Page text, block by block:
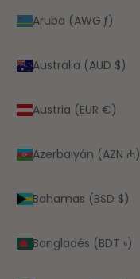
Aruba (AWG ƒ)
Australia (AUD $)
Austria (EUR €)
Azerbaiyán (AZN ₼)
Bahamas (BSD $)
Bangladés (BDT ৳)